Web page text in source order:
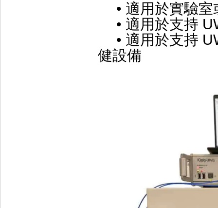
• 適用於實驗室
• 適用於支持
• 適用於支持
健設備